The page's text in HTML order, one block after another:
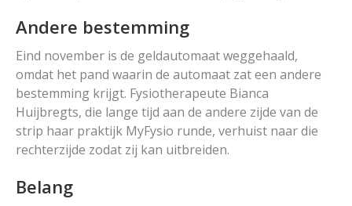
Andere bestemming
Eind november is de geldautomaat weggehaald,
omdat het pand waarin de automaat zat een andere
bestemming krijgt. Fysiotherapeute Bianca
Huijbregts, die lange tijd aan de andere zijde van de
strip haar praktijk MyFysio runde, verhuist naar die
rechterzijde zodat zij kan uitbreiden.
Belang